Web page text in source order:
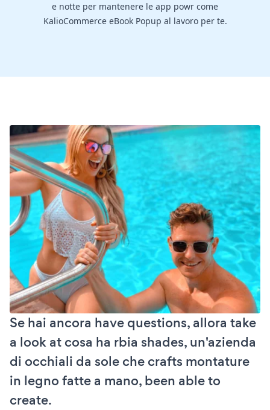
e notte per mantenere le app powr come
KalioCommerce eBook Popup al lavoro per te.
Se hai ancora have questions, allora take
a look at cosa ha rbia shades, un'azienda
di occhiali da sole che crafts montature
in legno fatte a mano, been able to
create.